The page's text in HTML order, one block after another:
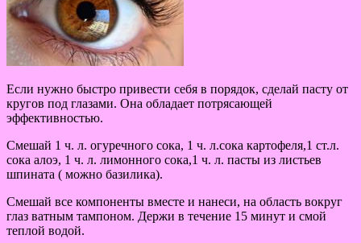
Если нужно быстро привести себя в порядок, сделай пасту от
кругов под глазами. Она обладает потрясающей
эффективностью.
Смешай 1 ч. л. огуречного сока, 1 ч. л.сока картофеля,1 ст.л.
сока алоэ, 1 ч. л. лимонного сока,1 ч. л. пасты из листьев
шпината ( можно базилика).
Смешай все компоненты вместе и нанеси, на область вокруг
глаз ватным тампоном. Держи в течение 15 минут и смой
теплой водой.